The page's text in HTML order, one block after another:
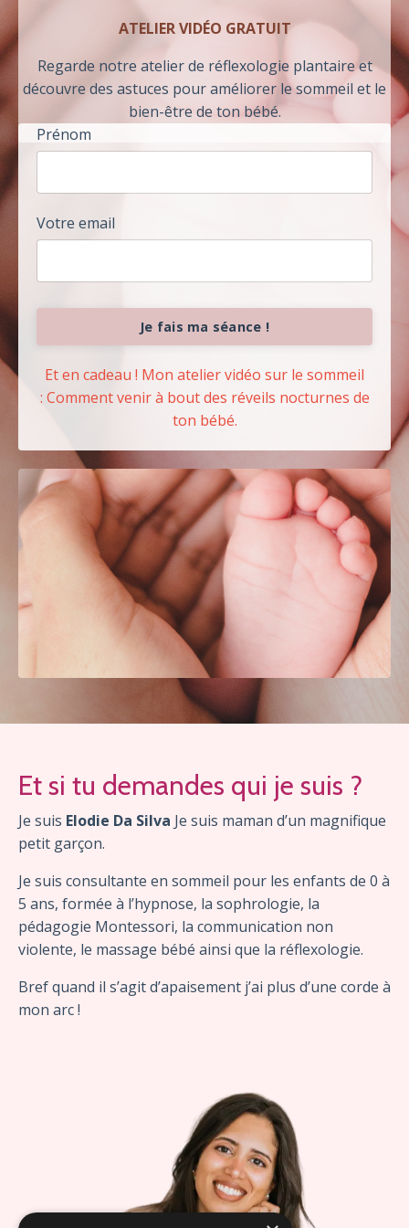
ATELIER VIDÉO GRATUIT
Regarde notre atelier de réflexologie plantaire et
découvre des astuces pour améliorer le sommeil et le
bien-être de ton bébé.
Prénom
Votre email
Je fais ma séance !
Et en cadeau ! Mon atelier vidéo sur le sommeil
: Comment venir à bout des réveils nocturnes de
ton bébé.
Et si tu demandes qui je suis ?
Je suis Elodie Da Silva Je suis maman d’un magnifique
petit garçon.
Je suis consultante en sommeil pour les enfants de 0 à
5 ans, formée à l’hypnose, la sophrologie, la
pédagogie Montessori, la communication non
violente, le massage bébé ainsi que la réflexologie.
Bref quand il s’agit d’apaisement j’ai plus d’une corde à
mon arc !